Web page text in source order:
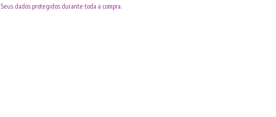
Seus dados protegidos durante toda a compra.